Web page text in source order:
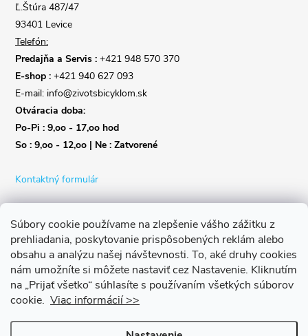
Súbory cookie používame na zlepšenie vášho zážitku z
prehliadania, poskytovanie prispôsobených reklám alebo
obsahu a analýzu našej návštevnosti. To, aké druhy cookies
nám umožníte si môžete nastaviť cez Nastavenie. Kliknutím
na „Prijať všetko“ súhlasíte s používaním všetkých súborov
cookie. Viac informácií >>
Ľ.Štúra 487/47
93401 Levice
Telefón:
Predajňa a Servis : +421 948 570 370
E-shop : +421 940 627 093
E-mail: info@zivotsbicyklom.sk
Otváracia doba:
Po-Pi : 9,oo - 17,oo hod
So : 9,oo - 12,oo | Ne : Zatvorené
Kontaktný formulár